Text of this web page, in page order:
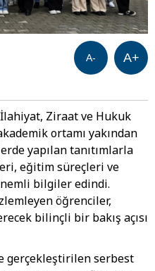
A+
A-
Ziraat ve Hukuk
ortamı yakından
yapılan tanıtımlarla
eğitim süreçleri ve
bilgiler edindi.
öğrenciler,
bilinçli bir bakış açısı
gerçekleştirilen serbest